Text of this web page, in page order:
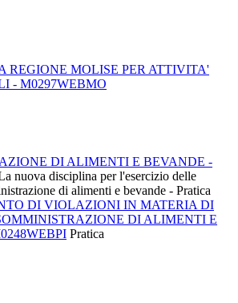
REGIONE MOLISE PER ATTIVITA'
- M0297WEBMO
DI ALIMENTI E BEVANDE -
nuova disciplina per l'esercizio delle
di alimenti e bevande - Pratica
DI VIOLAZIONI IN MATERIA DI
DI ALIMENTI E
Pratica